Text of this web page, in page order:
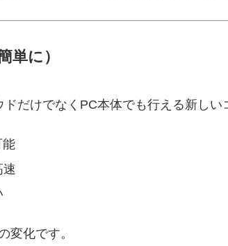
単に）
だけでなくPC本体でも行える新しい
能
速
変化です。